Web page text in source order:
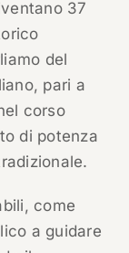
37
del
pari a
corso
di potenza
come
a guidare